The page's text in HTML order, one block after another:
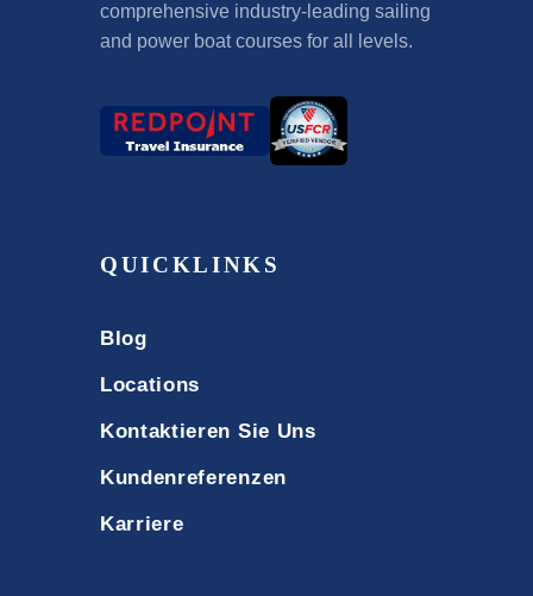
comprehensive industry-leading sailing
and power boat courses for all levels.
QUICKLINKS
Blog
Locations
Kontaktieren Sie Uns
Kundenreferenzen
Karriere